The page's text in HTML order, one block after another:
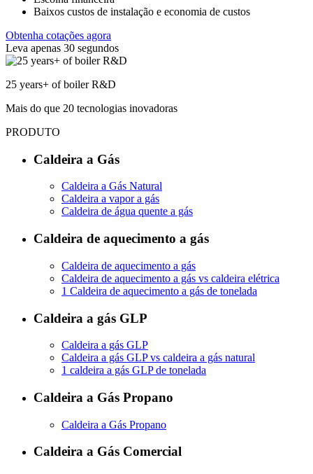
Baixos custos de instalação e economia de custos
Obtenha cotações agora
Leva apenas 30 segundos
25 years+ of boiler R&D
Mais do que 20 tecnologias inovadoras
PRODUTO
Caldeira a Gás
Caldeira a Gás Natural
Caldeira a vapor a gás
Caldeira de água quente a gás
Caldeira de aquecimento a gás
Caldeira de aquecimento a gás
Caldeira de aquecimento a gás vs caldeira elétrica
1 Caldeira de aquecimento a gás de tonelada
Caldeira a gás GLP
Caldeira a gás GLP
Caldeira a gás GLP vs caldeira a gás natural
1 caldeira a gás GLP de tonelada
Caldeira a Gás Propano
Caldeira a Gás Propano
Caldeira a Gás Comercial